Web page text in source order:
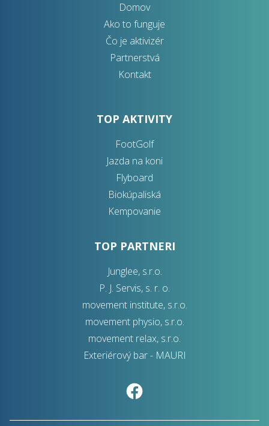
Domov
Ako to funguje
Čo je aktivizér
Partnerstvá
Kontakt
TOP AKTIVITY
FootGolf
Jazda na koni
Flyboard
Biokúpaliská
Kempovanie
TOP PARTNERI
Junglee, s.r.o.
P. J. Servis, s. r. o.
movement institute, s.r.o.
movement physio, s.r.o.
movement relax, s.r.o.
Exteriérový bar - MAURI